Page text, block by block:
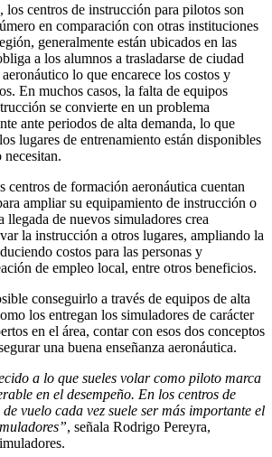
los centros de instrucción para pilotos son
en comparación con otras instituciones
generalmente están ubicados en las
a los alumnos a trasladarse de ciudad
lo que encarece los costos y
En muchos casos, la falta de equipos
se convierte en un problema
ante periodos de alta demanda, lo que
lugares de entrenamiento están disponibles
centros de formación aeronáutica cuentan
ampliar su equipamiento de instrucción o
llegada de nuevos simuladores crea
la instrucción a otros lugares, ampliando la
costos para las personas y
de empleo local, entre otros beneficios.
conseguirlo a través de equipos de alta
los entregan los simuladores de carácter
en el área, contar con esos dos conceptos
una buena enseñanza aeronáutica.
a lo que sueles volar como piloto marca
en el desempeño. En los centros de
vuelo cada vez suele ser más importante el
, señala Rodrigo Pereyra,